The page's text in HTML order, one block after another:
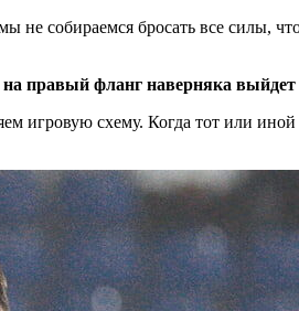
собираемся бросать все силы,
правый фланг наверняка
схему. Когда тот или иной